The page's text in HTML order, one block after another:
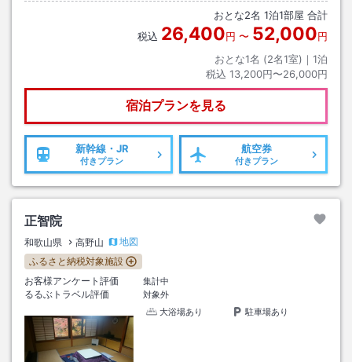
おとな2名 1泊1部屋 合計
税込 26,400円 〜 52,000円
おとな1名 (2名1室)｜ 1泊
税込 13,200円〜26,000円
宿泊プランを見る
新幹線・JR
付きプラン
航空券
付きプラン
正智院
和歌山県 高野山
地図
ふるさと納税対象施設
お客様アンケート評価
集計中
るるぶトラベル評価
対象外
大浴場あり
駐車場あり